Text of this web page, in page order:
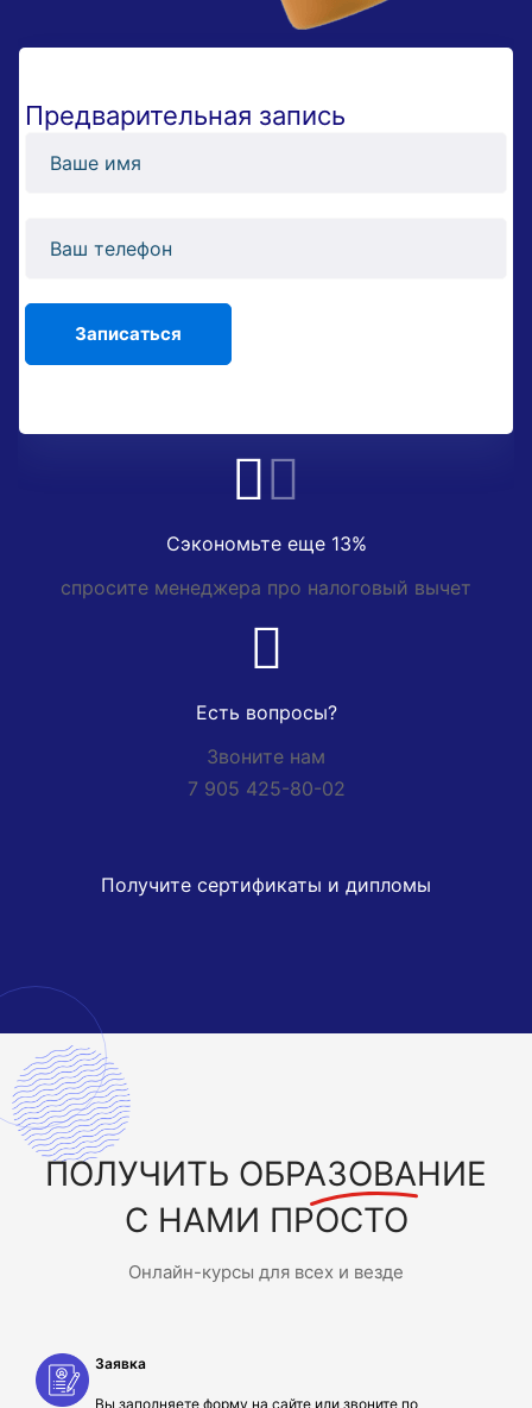
Предварительная запись
Сэкономьте еще 13%
спросите менеджера про налоговый вычет
Есть вопросы?
Звоните нам
7 905 425-80-02
Получите сертификаты и дипломы
ПОЛУЧИТЬ ОБРАЗОВАНИЕ
С НАМИ ПРОСТО
Онлайн-курсы для всех и везде
Заявка
Вы заполняете форму на сайте или звоните по